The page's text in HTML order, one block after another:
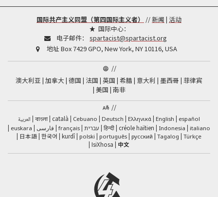
国际共产主义同盟（第四国际主义者） //新闻 | 活动
国际中心：
电子邮件：
spartacist@spartacist.org
地址 Box 7429 GPO, New York, NY 10116, USA
//
澳大利亚 加拿大 德国 法国 英国 希腊 意大利 墨西哥 菲律宾
美国 南非
//
العربية
বাংলা català Cebuano Deutsch Ελληνικά English
español
euskara
فارسی français עברית हिन्दी créole haïtien Indonesia italiano
日本語 한국어 kurdî polski português русский Tagalog Türkçe
IsiXhosa 中文